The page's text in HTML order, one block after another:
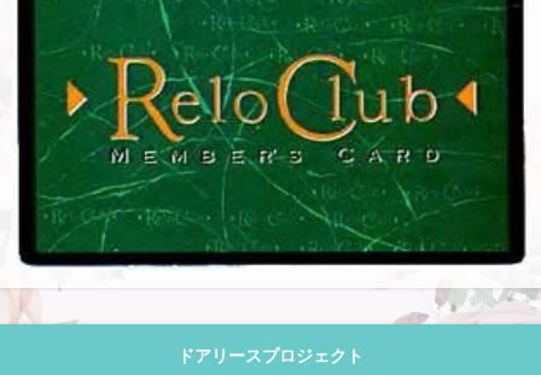
ドアリースプロジェクト